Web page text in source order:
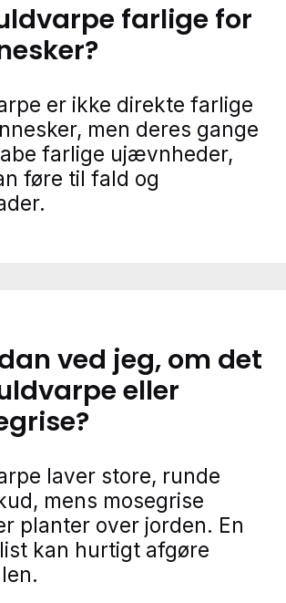
farlige for
er ikke direkte farlige
men deres gange
farlige ujævnheder,
føre til fald og
ved jeg, om det
eller
laver store, runde
mens mosegrise
planter over jorden. En
kan hurtigt afgøre